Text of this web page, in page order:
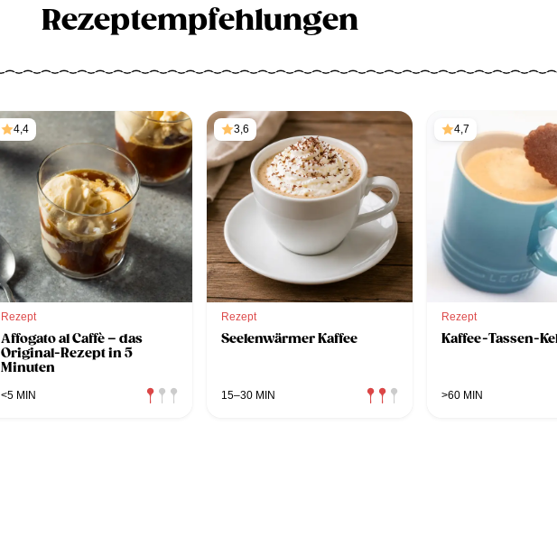
Rezeptempfehlungen
4,4
Rezept
Affogato al Caffè – das
Original-Rezept in 5
Minuten
<5 MIN
3,6
Rezept
Seelenwärmer Kaffee
15–30 MIN
4,7
Rezept
Kaffee-Tassen-
>60 MIN